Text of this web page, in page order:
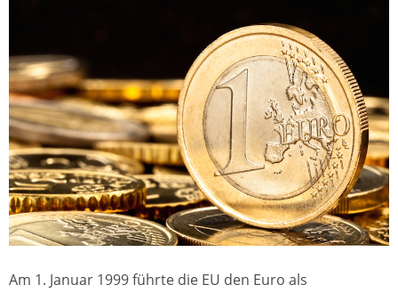
Am 1. Januar 1999 führte die EU den Euro als